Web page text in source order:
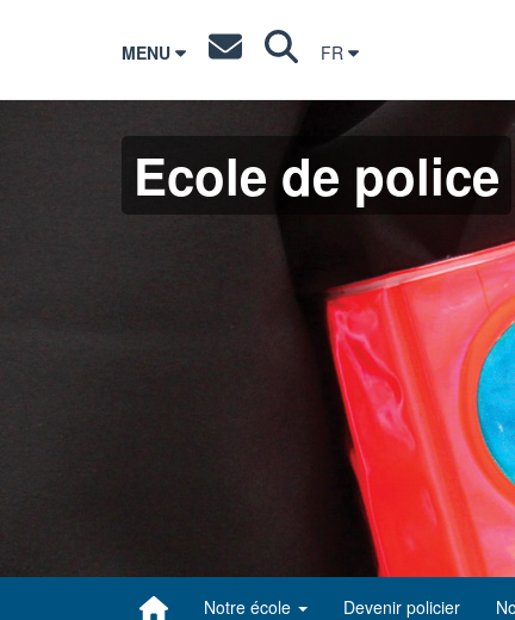
MENU FR
Ecole de police
Notre école Devenir policier